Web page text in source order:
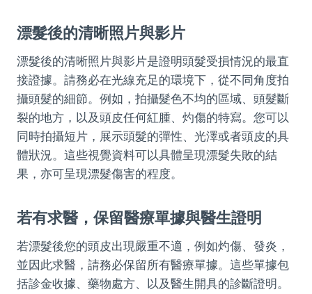
漂髮後的清晰照片與影片
漂髮後的清晰照片與影片是證明頭髮受損情況的最直
接證據。請務必在光線充足的環境下，從不同角度拍
攝頭髮的細節。例如，拍攝髮色不均的區域、頭髮斷
裂的地方，以及頭皮任何紅腫、灼傷的特寫。您可以
同時拍攝短片，展示頭髮的彈性、光澤或者頭皮的具
體狀況。這些視覺資料可以具體呈現漂髮失敗的結
果，亦可呈現漂髮傷害的程度。
若有求醫，保留醫療單據與醫生證明
若漂髮後您的頭皮出現嚴重不適，例如灼傷、發炎，
並因此求醫，請務必保留所有醫療單據。這些單據包
括診金收據、藥物處方、以及醫生開具的診斷證明。